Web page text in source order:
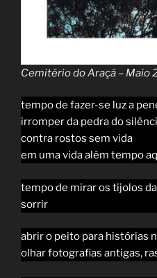
Cemitério do Araçá – Maio
tempo de fazer-se luz a
irromper da pedra do
contra rostos sem vida
em uma vida além tempo
tempo de mirar os tijolos
sorrir
abrir o peito para histórias
olhar fotografias antigas,